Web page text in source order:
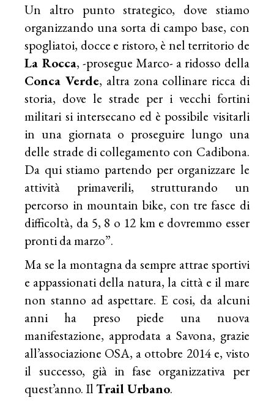
Un altro punto strategico, dove stiamo
organizzando una sorta di campo base, con
spogliatoi, docce e ristoro, è nel territorio de
La Rocca, -prosegue Marco- a ridosso della
Conca Verde, altra zona collinare ricca di
storia, dove le strade per i vecchi fortini
militari si intersecano ed è possibile visitarli
in una giornata o proseguire lungo una
delle strade di collegamento con Cadibona.
Da qui stiamo partendo per organizzare le
attività primaverili, strutturando un
percorso in mountain bike, con tre fasce di
difficoltà, da 5, 8 o 12 km e dovremmo esser
pronti da marzo”.
Ma se la montagna da sempre attrae sportivi
e appassionati della natura, la città e il mare
non stanno ad aspettare. E cosi, da alcuni
anni ha preso piede una nuova
manifestazione, approdata a Savona, grazie
all’associazione OSA, a ottobre 2014 e, visto
il successo, già in fase organizzativa per
quest’anno. IlTrail Urbano.